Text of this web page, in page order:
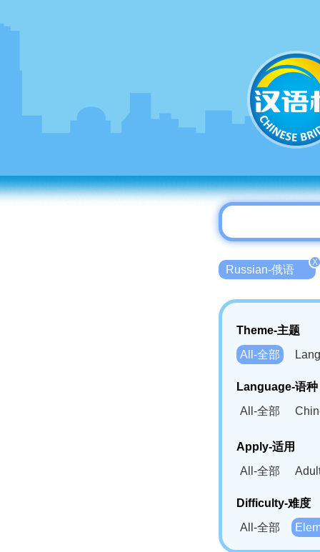
Russian-俄语
X
Theme-主题
All-全部
Language-语种
All-全部
Bahasa
Swahili(SW)-
Apply-适用
All-全部
Difficulty-难度
All-全部